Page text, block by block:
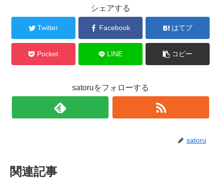
シェアする
Twitter Facebook はてブ
Pocket LINE コピー
satoruをフォローする
satoru
関連記事